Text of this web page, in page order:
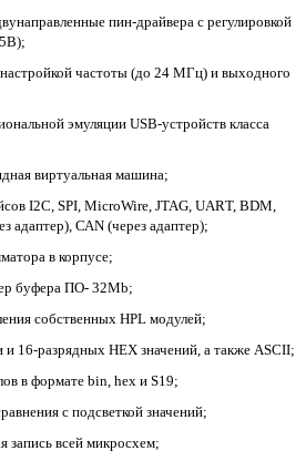
пин-драйвера с регулировкой
настройкой частоты (до 24 МГц) и выходного
эмуляции USВ-устройств класса
виртуальная машина;
I2С, SРI, МiсrоWirе, JТАG, UАRТ, ВDМ,
адаптер), САN (через адаптер);
в корпусе;
буфера ПО- 32Мb;
собственных НРL модулей;
и 16-разрядных НЕХ значений, а также АSСII;
в формате bin, hех и S19;
с подсветкой значений;
запись всей микросхем;